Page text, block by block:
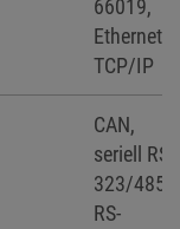
66019,
Ethernet
TCP/IP
CAN,
seriell RS-
323/485
RS-